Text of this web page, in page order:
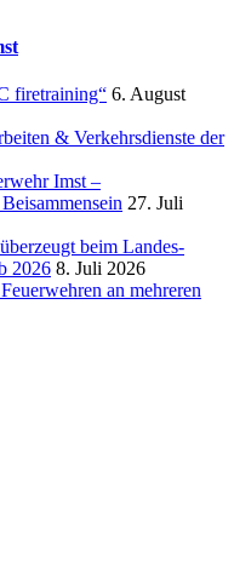
firetraining“ 6. August
& Verkehrsdienste der
Imst –
27. Juli
beim Landes-
2026 8. Juli 2026
an mehreren